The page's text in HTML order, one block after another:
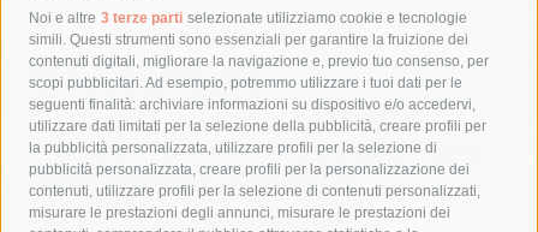
Noi e altre 3 terze parti selezionate utilizziamo cookie e tecnologie
simili. Questi strumenti sono essenziali per garantire la fruizione dei
contenuti digitali, migliorare la navigazione e, previo tuo consenso, per
scopi pubblicitari. Ad esempio, potremmo utilizzare i tuoi dati per le
seguenti finalità: archiviare informazioni su dispositivo e/o accedervi,
utilizzare dati limitati per la selezione della pubblicità, creare profili per
la pubblicità personalizzata, utilizzare profili per la selezione di
pubblicità personalizzata, creare profili per la personalizzazione dei
contenuti, utilizzare profili per la selezione di contenuti personalizzati,
misurare le prestazioni degli annunci, misurare le prestazioni dei
Tag
acqua allerta meteo
anas
area marina protetta di punta campanella
arresto
Asl Napoli 3 sud
capitaneria di porto capri
carabinieri
castellammare di stabia
circumvesuviana
comune di sorrento
concerto
contagi